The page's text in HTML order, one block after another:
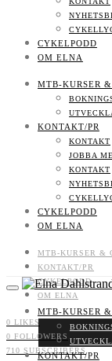
CYKELPODD
OM ELNA
MTB-KURSER
KONTAKT/PR
KONTAKT
JOBBA
KONTAKT
CYKELPODD
OM ELNA
MTB-KURSER &
KONTAKT/PR
CYKELPODD
OM ELNA
0 LIKES
0 FOLLOWERS
710 SUBSCRIBERS
MTB-KURSER
KONTAKT/PR